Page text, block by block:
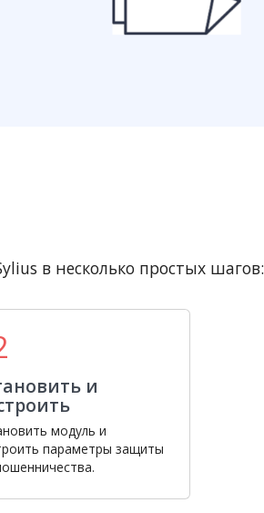
в несколько простых шагов:
и
модуль и
параметры защиты